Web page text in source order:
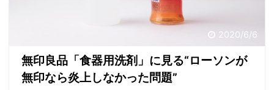
2020/6/6
無印良品「食器用洗剤」に見る“ローソンが
無印なら炎上しなかった問題”